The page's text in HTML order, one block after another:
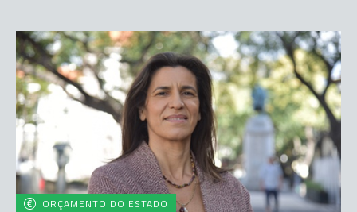
ORÇAMENTO DO ESTADO